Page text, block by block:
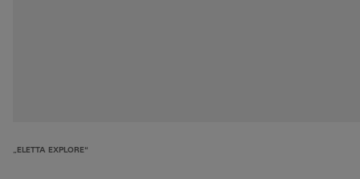
„ELETTA EXPLORE“